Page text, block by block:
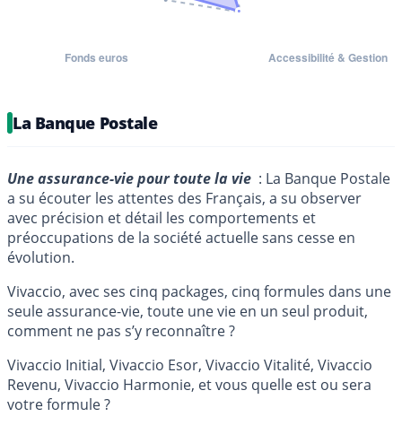
La Banque Postale
Une assurance-vie pour toute la vie : La Banque Postale
a su écouter les attentes des Français, a su observer
avec précision et détail les comportements et
préoccupations de la société actuelle sans cesse en
évolution.
Vivaccio, avec ses cinq packages, cinq formules dans une
seule assurance-vie, toute une vie en un seul produit,
comment ne pas s’y reconnaître ?
Vivaccio Initial, Vivaccio Esor, Vivaccio Vitalité, Vivaccio
Revenu, Vivaccio Harmonie, et vous quelle est ou sera
votre formule ?